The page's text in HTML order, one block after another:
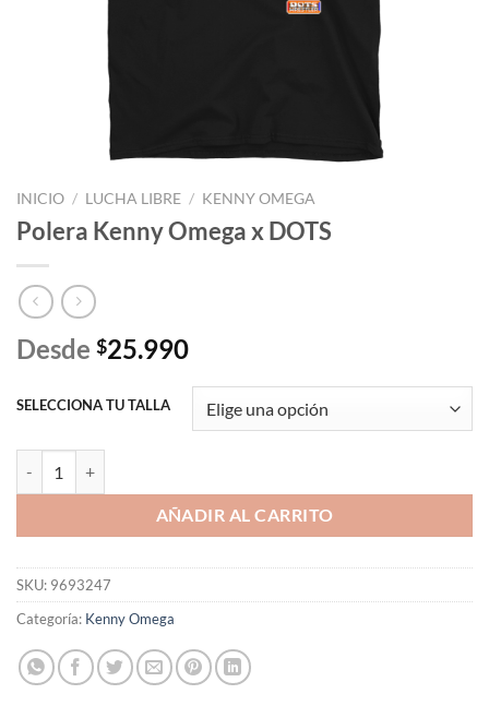
INICIO / LUCHA LIBRE / KENNY OMEGA
Polera Kenny Omega x DOTS
Desde $25.990
SELECCIONA TU TALLA
AÑADIR AL CARRITO
SKU: 9693247
Categoría: Kenny Omega